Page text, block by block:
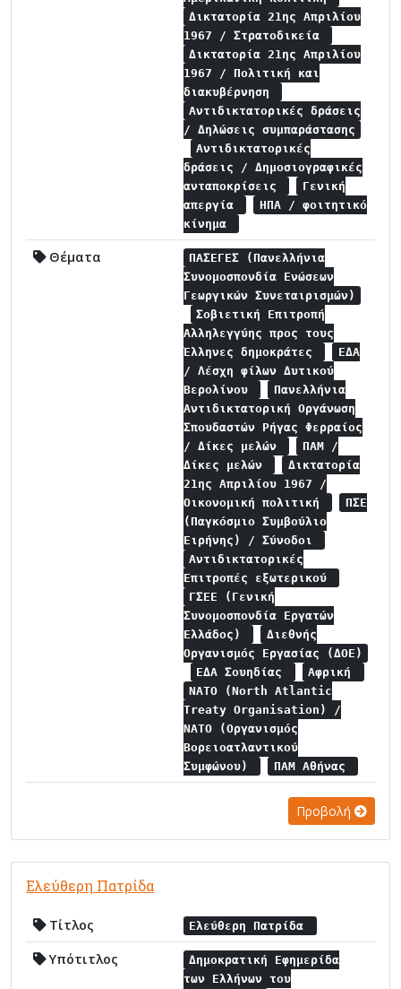
Δικτατορία 21ης Απριλίου
1967 / Στρατοδικεία
Δικτατορία 21ης Απριλίου
1967 / Πολιτική και
διακυβέρνηση
Αντιδικτατορικές δράσεις
/ Δηλώσεις συμπαράστασης
Αντιδικτατορικές
δράσεις / Δημοσιογραφικές
ανταποκρίσεις
Γενική
απεργία
ΗΠΑ / φοιτητικό
κίνημα
Θέματα
ΠΑΣΕΓΕΣ (Πανελλήνια
Συνομοσπονδία Ενώσεων
Γεωργικών Συνεταιρισμών)
Σοβιετική Επιτροπή
Αλληλεγγύης προς τους
Έλληνες δημοκράτες
ΕΔΑ
/ Λέσχη φίλων Δυτικού
Βερολίνου
Πανελλήνια
Αντιδικτατορική Οργάνωση
Σπουδαστών Ρήγας Φερραίος
/ Δίκες μελών
ΠΑΜ /
Δίκες μελών
Δικτατορία
21ης Απριλίου 1967 /
Οικονομική πολιτική
ΠΣΕ
(Παγκόσμιο Συμβούλιο
Ειρήνης) / Σύνοδοι
Αντιδικτατορικές
Επιτροπές εξωτερικού
ΓΣΕΕ (Γενική
Συνομοσπονδία Εργατών
Ελλάδος)
Διεθνής
Οργανισμός Εργασίας (ΔΟΕ)
ΕΔΑ Σουηδίας
Αφρική
NATO (North Atlantic
Treaty Organisation) /
NATO (Οργανισμός
Βορειοατλαντικού
Συμφώνου)
ΠΑΜ Αθήνας
Προβολή
Ελεύθερη Πατρίδα
Τίτλος Ελεύθερη Πατρίδα
Υπότιτλος
Δημοκρατική Εφημερίδα
των Ελλήνων του